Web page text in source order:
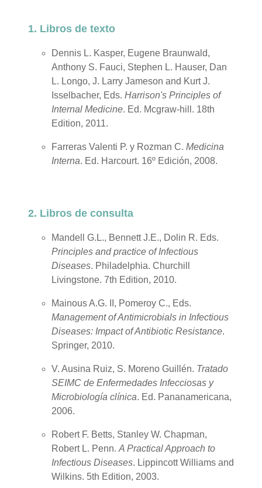
1. Libros de texto
Dennis L. Kasper, Eugene Braunwald,
Anthony S. Fauci, Stephen L. Hauser, Dan
L. Longo, J. Larry Jameson and Kurt J.
Isselbacher, Eds. Harrison's Principles of
Internal Medicine. Ed. Mcgraw-hill. 18th
Edition, 2011.
Farreras Valenti P. y Rozman C. Medicina
Interna. Ed. Harcourt. 16º Edición, 2008.
2. Libros de consulta
Mandell G.L., Bennett J.E., Dolin R. Eds.
Principles and practice of Infectious
Diseases. Philadelphia. Churchill
Livingstone. 7th Edition, 2010.
Mainous A.G. II, Pomeroy C., Eds.
Management of Antimicrobials in Infectious
Diseases: Impact of Antibiotic Resistance.
Springer, 2010.
V. Ausina Ruiz, S. Moreno Guillén. Tratado
SEIMC de Enfermedades Infecciosas y
Microbiología clínica. Ed. Pananamericana,
2006.
Robert F. Betts, Stanley W. Chapman,
Robert L. Penn. A Practical Approach to
Infectious Diseases. Lippincott Williams and
Wilkins. 5th Edition, 2003.